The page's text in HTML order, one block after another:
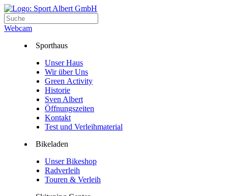
Webcam
Sporthaus
Unser Haus
Wir über Uns
Green Activity
Historie
Sven Albert
Öffnungszeiten
Kontakt
Test und Verleihmaterial
Bikeladen
Unser Bikeshop
Radverleih
Touren & Verleih